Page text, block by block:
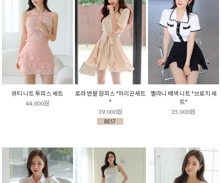
큐티 니트 투피스 세트
44,000원
로라 반팔 원피스 *허리끈세트
*
39,000원
멜라니 배색 니트 *브로치 세
트*
35,000원